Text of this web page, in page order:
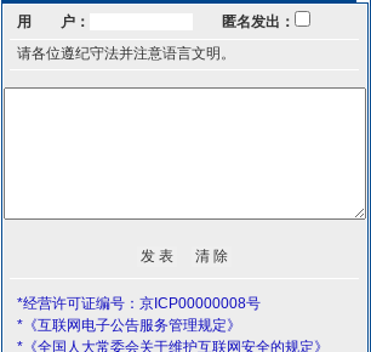
用 户：
匿名发出：
请各位遵纪守法并注意语言文明。
*经营许可证编号：京ICP00000008号
*《互联网电子公告服务管理规定》
*《全国人大常委会关于维护互联网安全的规定》